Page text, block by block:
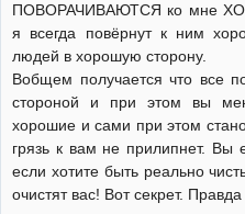
ПОВОРАЧИВАЮТСЯ ко мне
я всегда повёрнут к ним
людей в хорошую сторону.
Вобщем получается что все
стороной и при этом вы
хорошие и сами при этом
грязь к вам не прилипнет. Вы
если хотите быть реально
очистят вас! Вот секрет.